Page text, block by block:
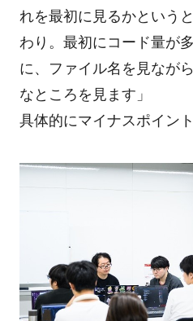
れを最初に見るかという
わり。最初にコード量が
に、ファイル名を見なが
なところを見ます」
具体的にマイナスポイン